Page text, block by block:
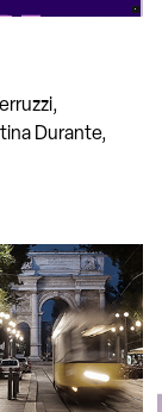
Durante,